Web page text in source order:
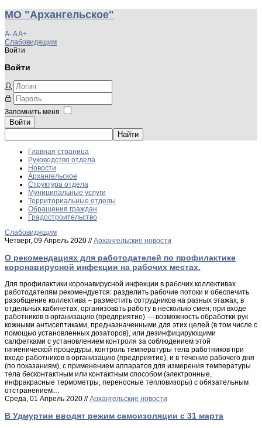
МО "Архангельское"
A-AA+
Слабовидящим
Войти
Войти
Запомнить меня
Войти
Главная страница
Руководство отдела
Новости
Архангельское
Структура отдела
Муниципальные услуги
Территориальные отделы
Обращения граждан
Градостроительство
Слабовидящим
Четверг, 09 Апрель 2020 //Архангельские новости
О рекомендациях для работодателей по профилактике
коронавирусной инфекции на рабочих местах.
Для профилактики коронавирусной инфекции в рабочих коллективах
работодателям рекомендуется: разделить рабочие потоки и обеспечить
разобщение коллектива – разместить сотрудников на разных этажах, в
отдельных кабинетах, организовать работу в несколько смен; при входе
работников в организацию (предприятие) — возможность обработки рук
кожными антисептиками, предназначенными для этих целей (в том числе с
помощью установленных дозаторов), или дезинфицирующими
салфетками с установлением контроля за соблюдением этой
гигиенической процедуры; контроль температуры тела работников при
входе работников в организацию (предприятие), и в течение рабочего дня
(по показаниям), с применением аппаратов для измерения температуры
тела бесконтактным или контактным способом (электронные,
инфракрасные термометры, переносные тепловизоры) с обязательным
отстранением…
Среда, 01 Апрель 2020 //Архангельские новости
В Удмуртии вводят режим самоизоляции с 31 марта